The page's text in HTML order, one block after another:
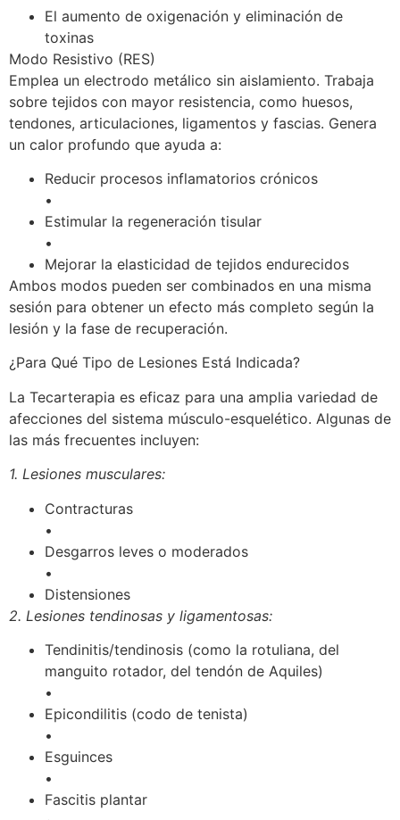
El aumento de oxigenación y eliminación de
toxinas
Modo Resistivo (RES)
Emplea un electrodo metálico sin aislamiento. Trabaja
sobre tejidos con mayor resistencia, como huesos,
tendones, articulaciones, ligamentos y fascias. Genera
un calor profundo que ayuda a:
Reducir procesos inflamatorios crónicos
•
Estimular la regeneración tisular
•
Mejorar la elasticidad de tejidos endurecidos
Ambos modos pueden ser combinados en una misma
sesión para obtener un efecto más completo según la
lesión y la fase de recuperación.
¿Para Qué Tipo de Lesiones Está Indicada?
La Tecarterapia es eficaz para una amplia variedad de
afecciones del sistema músculo-esquelético. Algunas de
las más frecuentes incluyen:
1. Lesiones musculares:
Contracturas
•
Desgarros leves o moderados
•
Distensiones
2. Lesiones tendinosas y ligamentosas:
Tendinitis/tendinosis (como la rotuliana, del
manguito rotador, del tendón de Aquiles)
•
Epicondilitis (codo de tenista)
•
Esguinces
•
Fascitis plantar